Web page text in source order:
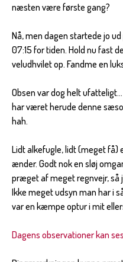
næsten være første gang?
Nå, men dagen startede jo
07:15 for tiden. Hold nu fast
veludhvilet op. Fandme en
Obsen var dog helt
har været herude denne
hah.
Lidt alkefugle, lidt (meget
ænder. Godt nok en sløj
præget af meget regnvejr, så
Ikke meget udsyn man har i
var en kæmpe optur i mit
Dagens observationer kan